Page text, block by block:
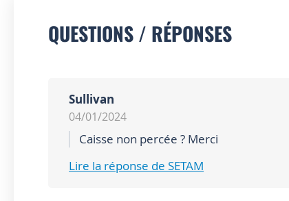
QUESTIONS / RÉPONSES
Sullivan
04/01/2024
Caisse non percée ? Merci
Lire la réponse de SETAM